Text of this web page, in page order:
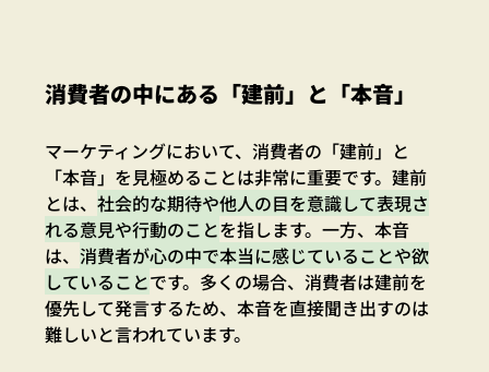
消費者の中にある「建前」と「本音」
マーケティングにおいて、消費者の「建前」と
「本音」を見極めることは非常に重要です。建前
とは、社会的な期待や他人の目を意識して表現さ
れる意見や行動のことを指します。一方、本音
は、消費者が心の中で本当に感じていることや欲
していることです。多くの場合、消費者は建前を
優先して発言するため、本音を直接聞き出すのは
難しいと言われています。